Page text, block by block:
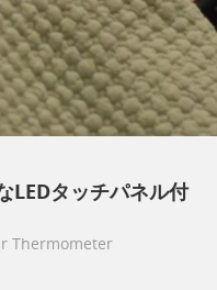
LEDタッチパネル付
Thermometer